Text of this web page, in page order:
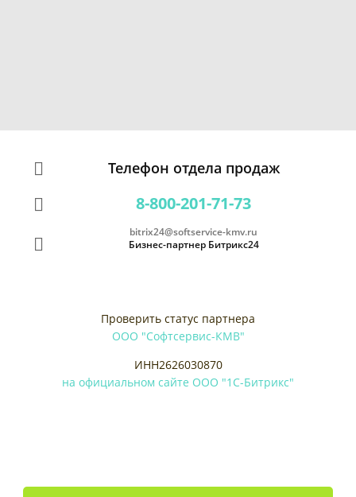
Телефон отдела продаж
8-800-201-71-73
bitrix24@softservice-kmv.ru
Бизнес-партнер Битрикс24
Проверить статус партнера
ООО "Софтсервис-КМВ"
ИНН2626030870
на официальном сайте ООО "1С-Битрикс"